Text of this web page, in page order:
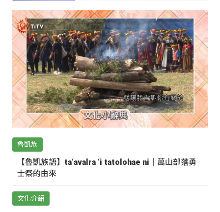
魯凱族
【魯凱族語】ta‘avalra ‘i tatolohae ni｜萬山部落勇
士祭的由來
文化介紹